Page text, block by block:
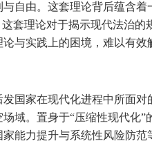
自由。这套理论背后蕴含
套理论对于揭示现代法治
与实践上的困境，难以有效
国家在现代化进程中所面
域。置身于“压缩性现代化
能力提升与系统性风险防范